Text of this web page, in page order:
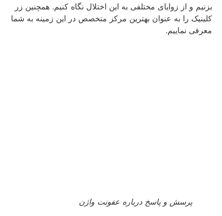
بزنیم و از زوایای مختلفی به این اختلال نگاه کنیم. همچنین زر
کلینیک را به عنوان بهترین مرکز متخصص در این زمینه به شما
معرفی نماییم.
پرسش و پاسخ درباره عفونت واژن